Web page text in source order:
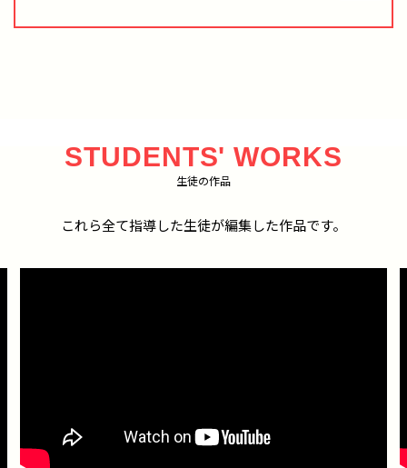
STUDENTS' WORKS
生徒の作品
これら全て指導した生徒が編集した作品です。